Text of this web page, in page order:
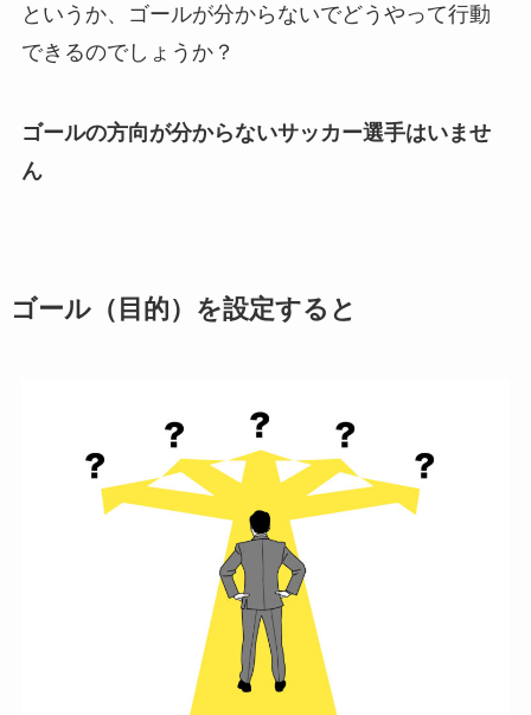
というか、ゴールが分からないでどうやって行動
できるのでしょうか？
ゴールの方向が分からないサッカー選手はいませ
ん
ゴール（目的）を設定すると